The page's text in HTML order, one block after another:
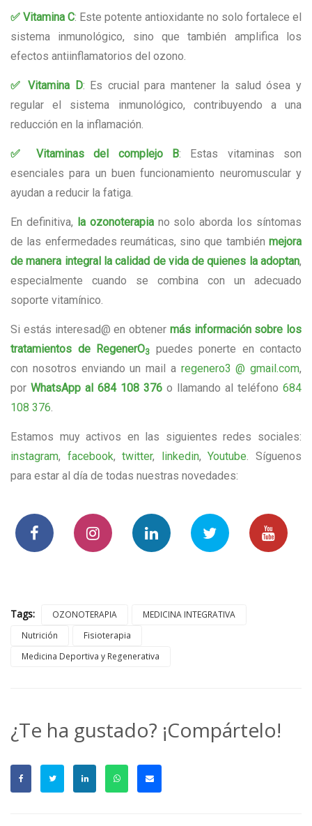
✅ Vitamina C: Este potente antioxidante no solo fortalece el
sistema inmunológico, sino que también amplifica los
efectos antiinflamatorios del ozono.
✅ Vitamina D: Es crucial para mantener la salud ósea y
regular el sistema inmunológico, contribuyendo a una
reducción en la inflamación.
✅ Vitaminas del complejo B: Estas vitaminas son
esenciales para un buen funcionamiento neuromuscular y
ayudan a reducir la fatiga.
En definitiva, la ozonoterapiano solo aborda los síntomas
de las enfermedades reumáticas, sino que también mejora
de manera integral la calidad de vida de quienes la adoptan,
especialmente cuando se combina con un adecuado
soporte vitamínico.
Si estás interesad@ en obtener más información sobre los
tratamientos de RegenerO3
puedes ponerte en contacto
con nosotros enviando un mail a regenero3 @ gmail.com,
por WhatsApp al 684 108 376 o llamando al teléfono 684
108 376.
Estamos muy activos en las siguientes redes sociales:
instagram, facebook,twitter, linkedin,Youtube. Síguenos
para estar al día de todas nuestras novedades:
Tags: OZONOTERAPIA
MEDICINA INTEGRATIVA
Nutrición
Fisioterapia
Medicina Deportiva y Regenerativa
¿Te ha gustado? ¡Compártelo!